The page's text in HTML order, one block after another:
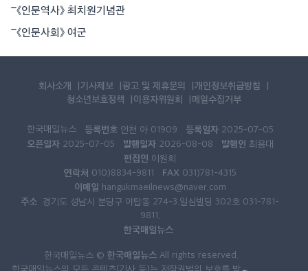
《인문역사》 최치원기념관
《인문사회》 여군
회사소개 기사제보 광고 및 제휴문의
개인정보취급방침
청소년보호정책
이용자위원회 메일수집거부
한국매일뉴스 등록번호 인천 아 01909 등록일자 2025-07-05
오픈일자 2025-07-05 발행일자 2026-08-08 발행인 최용대
편집인 이원희
연락처 010)8834-9811 FAX 031)781-4315
이메일 hangukmaeilnews@naver.com
주소 경기도 성남시 분당구 야탑동 274-3.일심빌딩 302호 031-781-
9811.
한국매일뉴스
한국매일뉴스 © 한국매일뉴스All rights reserved.